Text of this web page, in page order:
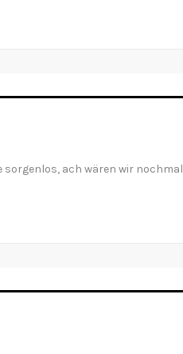
sorgenlos, ach wären wir nochmal